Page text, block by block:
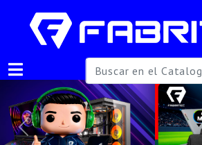
Previous